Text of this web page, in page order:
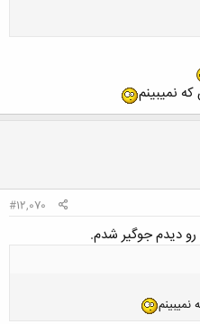
نمیبینم
#12,070
دیدم جوگیر شدم.